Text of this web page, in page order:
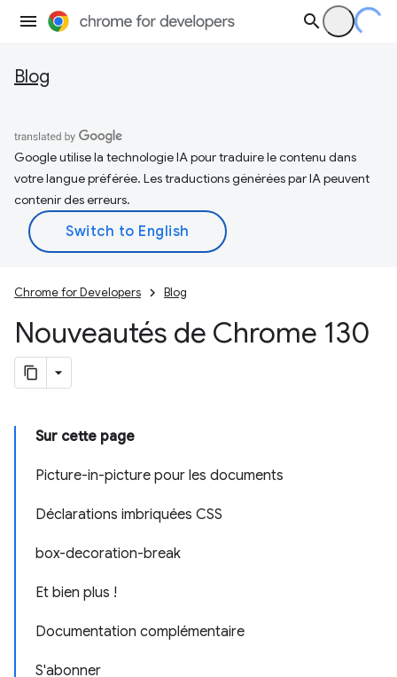
Blog
Google utilise la technologie IA pour traduire le contenu dans
votre langue préférée. Les traductions générées par IA peuvent
contenir des erreurs.
Chrome for Developers Blog
Nouveautés de Chrome 130
Sur cette page
Picture-in-picture pour les documents
Déclarations imbriquées CSS
box-decoration-break
Et bien plus !
Documentation complémentaire
S'abonner